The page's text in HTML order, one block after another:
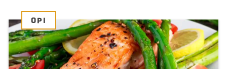
OPI